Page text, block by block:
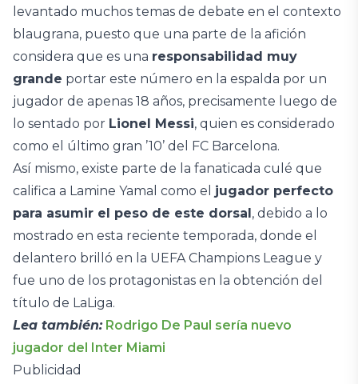
levantado muchos temas de debate en el contexto
blaugrana, puesto que una parte de la afición
considera que es una responsabilidad muy
grande portar este número en la espalda por un
jugador de apenas 18 años, precisamente luego de
lo sentado por Lionel Messi, quien es considerado
como el último gran ’10’ del FC Barcelona.
Así mismo, existe parte de la fanaticada culé que
califica a Lamine Yamal como el jugador perfecto
para asumir el peso de este dorsal, debido a lo
mostrado en esta reciente temporada, donde el
delantero brilló en la UEFA Champions League y
fue uno de los protagonistas en la obtención del
título de LaLiga.
Lea también: Rodrigo De Paul sería nuevo
jugador del Inter Miami
Publicidad